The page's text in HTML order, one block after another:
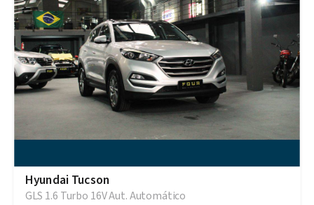
Hyundai Tucson
GLS 1.6 Turbo 16V Aut. Automático